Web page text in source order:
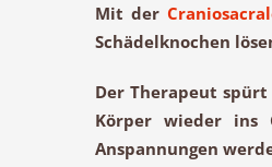
Mit der
Schädelknochen
Der Therapeut
Körper wieder ins
Anspannungen